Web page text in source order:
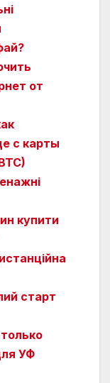
от
с карты
купити
старт
УФ